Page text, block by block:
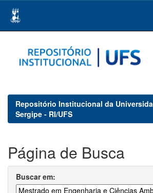
navigation
Repositório Institucional da
Sergipe - RI/UFS
Página de Busca
Buscar em: